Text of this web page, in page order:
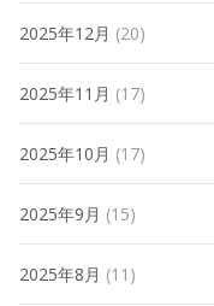
2025年12月 (20)
2025年11月 (17)
2025年10月 (17)
2025年9月 (15)
2025年8月 (11)